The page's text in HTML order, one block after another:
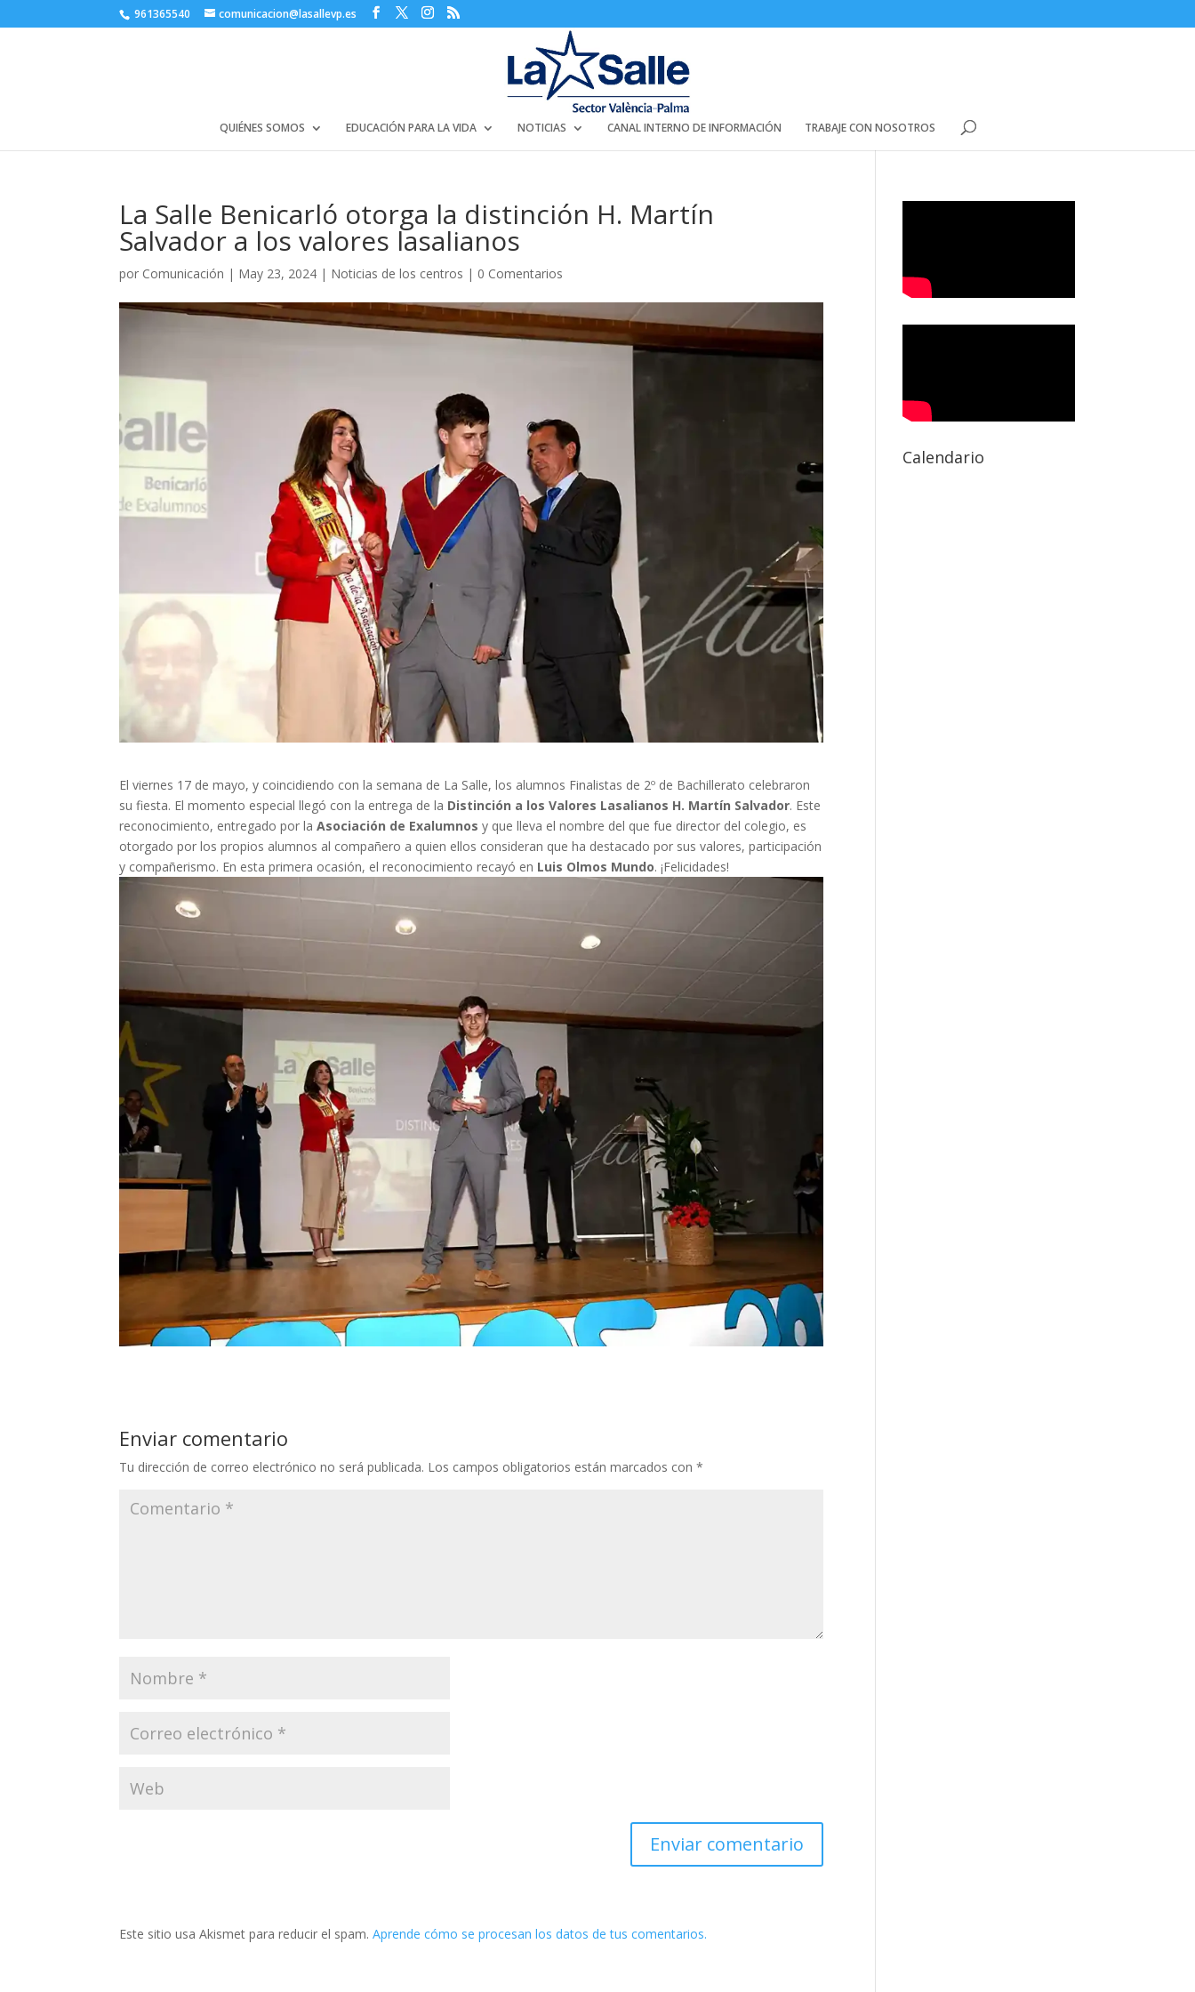
961365540 comunicacion@lasallevp.es
QUIÉNES SOMOS EDUCACIÓN PARA LA VIDA NOTICIAS CANAL INTERNO DE INFORMACIÓN TRABAJE CON NOSOTROS
La Salle Benicarló otorga la distinción H. Martín
Salvador a los valores lasalianos
por Comunicación | May 23, 2024 | Noticias de los centros | 0 Comentarios
El viernes 17 de mayo, y coincidiendo con la semana de La Salle, los alumnos Finalistas de 2º de Bachillerato celebraron
su fiesta. El momento especial llegó con la entrega de la Distinción a los Valores Lasalianos H. Martín Salvador. Este
reconocimiento, entregado por laAsociación de Exalumnos y que lleva el nombre del que fue director del colegio, es
otorgado por los propios alumnos al compañero a quien ellos consideran que ha destacado por sus valores, participación
y compañerismo. En esta primera ocasión, el reconocimiento recayó en Luis Olmos Mundo. ¡Felicidades!
Enviar comentario
Tu dirección de correo electrónico no será publicada. Los campos obligatorios están marcados con*
Este sitio usa Akismet para reducir el spam.Aprende cómo se procesan los datos de tus comentarios.
Calendario